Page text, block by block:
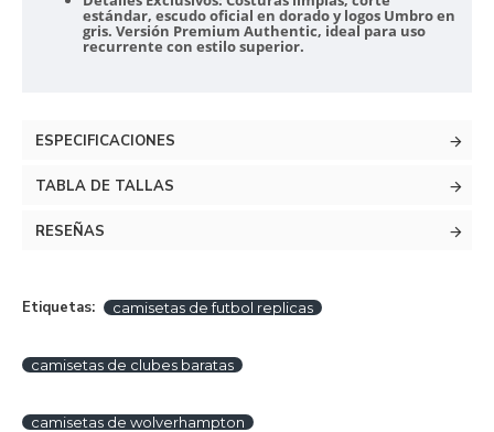
estándar, escudo oficial en dorado y logos Umbro en
gris. Versión Premium Authentic, ideal para uso
recurrente con estilo superior.
ESPECIFICACIONES
TABLA DE TALLAS
RESEÑAS
Etiquetas: camisetas de futbol replicas
camisetas de clubes baratas
camisetas de wolverhampton